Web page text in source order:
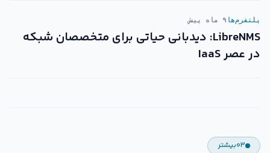
کلاینت‌ها و نکات نگهداری سرویس را توضیح می‌دهیم. هدف این مقاله
این است که بدون ابهام و با کمترین آزمون‌وخطا، یک سرور RustDesk
عملیاتی و امن داشته باشید.
پلتفرم‌ها ۹ ماه پیش
LibreNMS: دیدبانی حیاتی برای متخصصان شبکه
در عصر IaaS
۰۳بیشتر